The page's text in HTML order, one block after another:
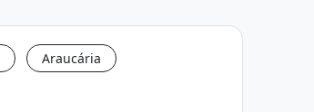
Araucária